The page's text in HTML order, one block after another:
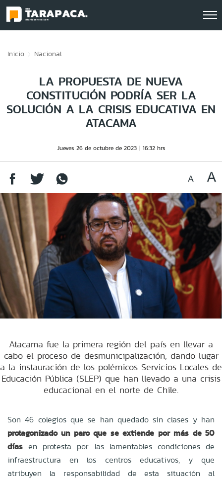
Inicio Nacional
LA PROPUESTA DE NUEVA
CONSTITUCIÓN PODRÍA SER LA
SOLUCIÓN A LA CRISIS EDUCATIVA EN
ATACAMA
Jueves 26 de octubre de 2023 16:32 hrs
Atacama fue la primera región del país en llevar a
cabo el proceso de desmunicipalización, dando lugar
a la instauración de los polémicos Servicios Locales de
Educación Pública (SLEP) que han llevado a una crisis
educacional en el norte de Chile.
Son 46 colegios que se han quedado sin clases y han
protagonizado un paro que se extiende por más de 50
días en protesta por las lamentables condiciones de
infraestructura en los centros educativos, y que
atribuyen la responsabilidad de esta situación al